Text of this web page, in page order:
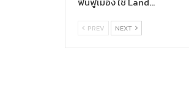
PREV NEXT